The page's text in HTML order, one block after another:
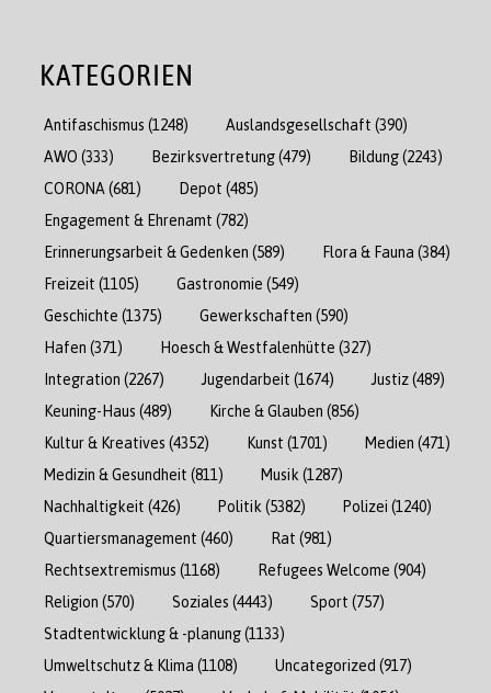
KATEGORIEN
Antifaschismus (1248) Auslandsgesellschaft (390)
AWO (333) Bezirksvertretung(479) Bildung(2243)
CORONA (681) Depot (485)
Engagement & Ehrenamt (782)
Erinnerungsarbeit & Gedenken (589) Flora & Fauna (384)
Freizeit (1105) Gastronomie (549)
Geschichte (1375) Gewerkschaften (590)
Hafen (371) Hoesch & Westfalenhütte (327)
Integration (2267) Jugendarbeit (1674) Justiz(489)
Keuning-Haus (489) Kirche & Glauben (856)
Kultur & Kreatives (4352) Kunst (1701) Medien (471)
Medizin & Gesundheit (811) Musik (1287)
Nachhaltigkeit (426) Politik (5382) Polizei (1240)
Quartiersmanagement (460) Rat (981)
Rechtsextremismus (1168) Refugees Welcome (904)
Religion (570) Soziales (4443) Sport (757)
Stadtentwicklung & -planung(1133)
Umweltschutz & Klima (1108) Uncategorized (917)